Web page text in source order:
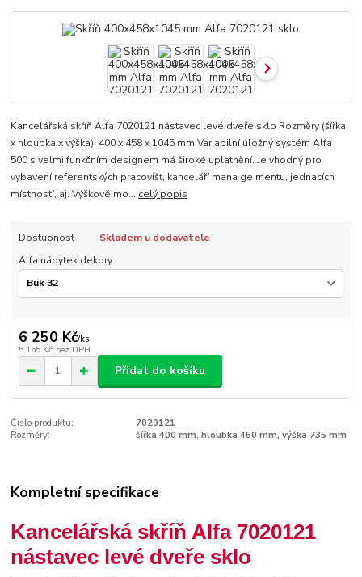
Kancelářská skříň Alfa 7020121 nástavec levé dveře sklo Rozměry (šířka
x hloubka x výška): 400 x 458 x 1045 mm Variabilní úložný systém Alfa
500 s velmi funkčním designem má široké uplatnění. Je vhodný pro
vybavení referentských pracovišť, kanceláří mana ge mentu, jednacích
místností, aj. Výškové mo... celý popis
Dostupnost
Skladem u dodavatele
Alfa nábytek dekory
6 250 Kč/ks
5 165 Kč bez DPH
Přidat do košíku
Číslo produktu:
7020121
Rozměry:
šířka 400 mm, hloubka 450 mm, výška 735 mm
Kompletní specifikace
Kancelářská skříň Alfa 7020121
nástavec levé dveře sklo